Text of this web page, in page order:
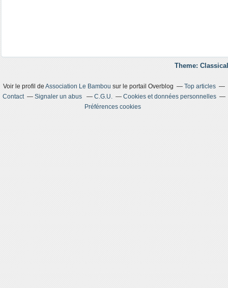
Theme:
Voir le profil de Association Le Bambou sur le portail Overblog
Top articles
Contact
Signaler un abus C.G.U.
Cookies et données personnelles
Préférences cookies